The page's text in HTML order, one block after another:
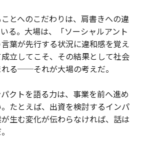
とへのこだわりは、肩書きへの違
る。大場は、「ソーシャルアント
葉が先行する状況に違和感を覚え
立してこそ、その結果として社会
る──それが大場の考えだ。
クトを語る力は、事業を前へ進め
たとえば、出資を検討するインパ
生む変化が伝わらなければ、話は